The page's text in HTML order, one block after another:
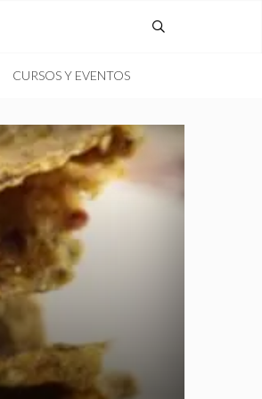
CURSOS Y EVENTOS